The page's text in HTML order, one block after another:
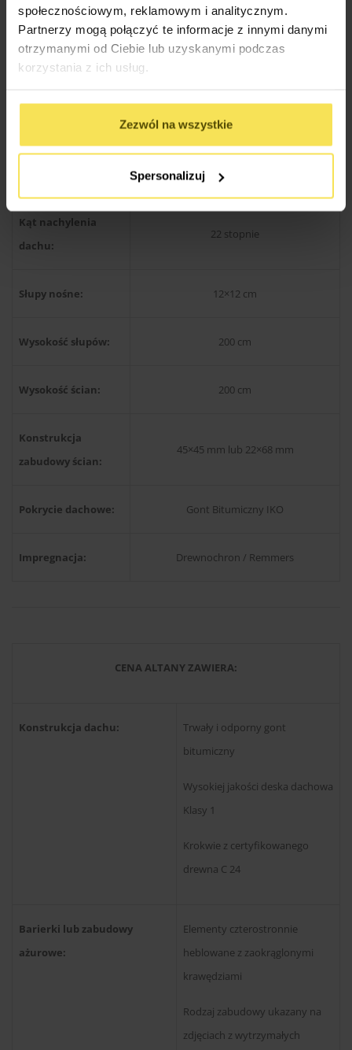
społecznościowym, reklamowym i analitycznym.
Partnerzy mogą połączyć te informacje z innymi danymi
otrzymanymi od Ciebie lub uzyskanymi podczas
korzystania z ich usług.
Zezwól na wszystkie
Spersonalizuj
Rodzaj materiału:
Drewno produkcji skandynawskiej
świerkowe / sosnowe
Konstrukcja dachu: Kantówka 38×89 mm
Wysokość w
Kąt nachylenia
dachu:
22 stopnie
Słupy nośne: 12×12 cm
Wysokość słupów: 200 cm
Wysokość ścian: 200 cm
Konstrukcja
zabudowy ścian:
45×45 mm lub 22×68 mm
Pokrycie dachowe: Gont Bitumiczny IKO
Impregnacja: Drewnochron / Remmers
CENA ALTANY ZAWIERA:
Konstrukcja dachu:
Trwały i odporny gont
bitumiczny
Wysokiej jakości deska dachowa
Klasy 1
Krokwie z certyfikowanego
drewna C 24
Barierki lub zabudowy
ażurowe:
Elementy czterostronnie
heblowane z zaokrąglonymi
krawędziami
Rodzaj zabudowy ukazany na
zdjęciach z wytrzymałych